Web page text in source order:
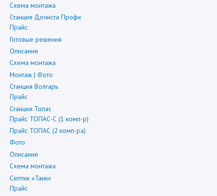
Схема монтажа
Станция Дочиста Профи
Прайс
Готовые решения
Описание
Схема монтажа
Монтаж | Фото
Станция Волгарь
Прайс
Станция Топас
Прайс ТОПАС-С (1 комп-р)
Прайс ТОПАС (2 комп-ра)
Фото
Описание
Схема монтажа
Септик «Танк»
Прайс